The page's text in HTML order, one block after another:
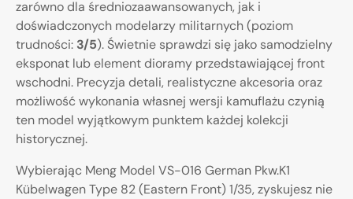
zarówno dla średniozaawansowanych, jak i
doświadczonych modelarzy militarnych (poziom
trudności: 3/5). Świetnie sprawdzi się jako samodzielny
eksponat lub element dioramy przedstawiającej front
wschodni. Precyzja detali, realistyczne akcesoria oraz
możliwość wykonania własnej wersji kamuflażu czynią
ten model wyjątkowym punktem każdej kolekcji
historycznej.
Wybierając Meng Model VS-016 German Pkw.K1
Kübelwagen Type 82 (Eastern Front) 1/35, zyskujesz nie